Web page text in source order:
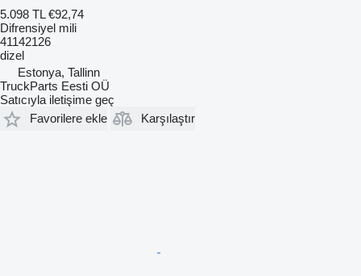
5.098 TL €92,74
Difrensiyel mili
41142126
dizel
Estonya, Tallinn
TruckParts Eesti OÜ
Satıcıyla iletişime geç
Favorilere ekle
Karşılaştır